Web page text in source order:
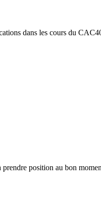
dans les cours du
position au bon